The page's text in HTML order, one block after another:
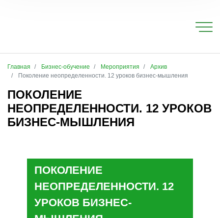
Главная Бизнес-обучение Мероприятия
Архив
Поколение неопределенности. 12 уроков бизнес-мышления
ПОКОЛЕНИЕ
НЕОПРЕДЕЛЕННОСТИ. 12 УРОКОВ
БИЗНЕС-МЫШЛЕНИЯ
ПОКОЛЕНИЕ
НЕОПРЕДЕЛЕННОСТИ. 12
УРОКОВ БИЗНЕС-